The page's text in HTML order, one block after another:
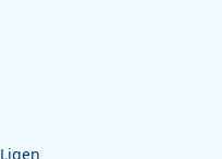
Ligen